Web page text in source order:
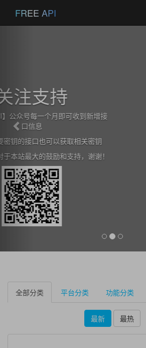
FREE API
在法律允许的范围内，本网站在此
或任何人士就使用或未能使用本网
或任何链接或项目所引致的任何
带、从属、特殊、惩罚性或惩戒性
括但不限于收益、预期利润的损失
未实现预期的节省）。
本网站图片，文字，接口信息之类
自于互联网，如果侵犯，请及时通
Previous
全部分类 平台分类 功能分类
最新 最热